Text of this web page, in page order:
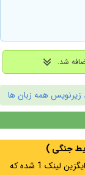
زیرنویس همه زبان ها
جنگی )
اگر از ایران به آدرس مخفی متصل هستید ، لینک 3 جایگزین لینک 1 شده که